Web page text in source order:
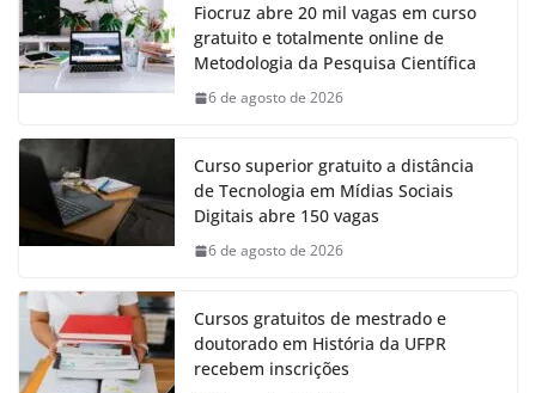
Fiocruz abre 20 mil vagas em curso
gratuito e totalmente online de
Metodologia da Pesquisa Científica
6 de agosto de 2026
Curso superior gratuito a distância
de Tecnologia em Mídias Sociais
Digitais abre 150 vagas
6 de agosto de 2026
Cursos gratuitos de mestrado e
doutorado em História da UFPR
recebem inscrições